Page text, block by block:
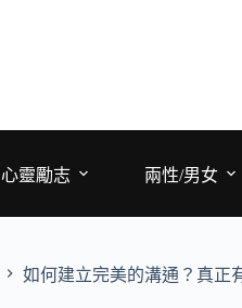
心靈勵志 兩性/男女
如何建立完美的溝通？真正